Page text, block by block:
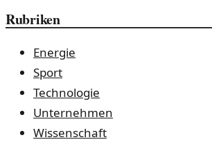
Rubriken
Energie
Sport
Technologie
Unternehmen
Wissenschaft